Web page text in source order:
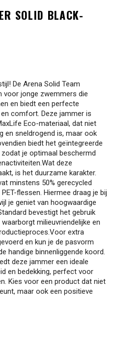
SOLID BLACK-
De Arena Solid Team
voor jonge zwemmers die
en biedt een perfecte
comfort. Deze jammer is
Eco-materiaal, dat niet
en sneldrogend is, maar ook
biedt het geïntegreerde
je optimaal beschermd
deze
is het duurzame karakter.
minstens 50% gerecycled
flessen. Hiermee draag je bij
je geniet van hoogwaardige
bevestigt het gebruik
milieuvriendelijke en
extra
en kun je de pasvorm
handige binnenliggende koord.
deze jammer een ideale
en bedekking, perfect voor
Kies voor een product dat niet
maar ook een positieve